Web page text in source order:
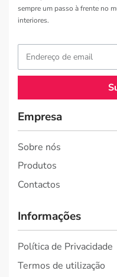
sempre um passo à frente no
interiores.
Empresa
Sobre nós
Produtos
Contactos
Informações
Política de Privacidade
Termos de utilização